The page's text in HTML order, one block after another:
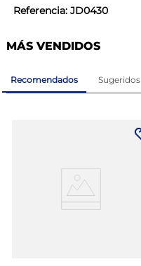
Referencia: JD0430
MÁS VENDIDOS
Recomendados Sugeridos